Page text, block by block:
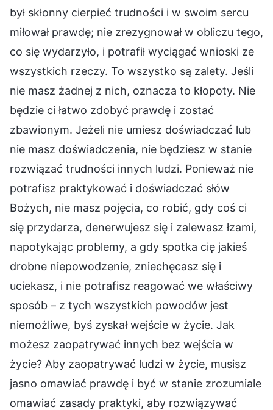
był skłonny cierpieć trudności i w swoim sercu
miłował prawdę; nie zrezygnował w obliczu tego,
co się wydarzyło, i potrafił wyciągać wnioski ze
wszystkich rzeczy. To wszystko są zalety. Jeśli
nie masz żadnej z nich, oznacza to kłopoty. Nie
będzie ci łatwo zdobyć prawdę i zostać
zbawionym. Jeżeli nie umiesz doświadczać lub
nie masz doświadczenia, nie będziesz w stanie
rozwiązać trudności innych ludzi. Ponieważ nie
potrafisz praktykować i doświadczać słów
Bożych, nie masz pojęcia, co robić, gdy coś ci
się przydarza, denerwujesz się i zalewasz łzami,
napotykając problemy, a gdy spotka cię jakieś
drobne niepowodzenie, zniechęcasz się i
uciekasz, i nie potrafisz reagować we właściwy
sposób – z tych wszystkich powodów jest
niemożliwe, byś zyskał wejście w życie. Jak
możesz zaopatrywać innych bez wejścia w
życie? Aby zaopatrywać ludzi w życie, musisz
jasno omawiać prawdę i być w stanie zrozumiale
omawiać zasady praktyki, aby rozwiązywać